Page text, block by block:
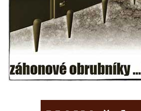
Sněhurka v Lesoparku v Dubé
Lavička s houbami v Lesoparku v Dubé
Socha před Klubovým domem (Základní
uměleckou školou) v Dubé
Pomník neznámého účelu u kostela
Socha v parku v ulici Požárníků v Dubé